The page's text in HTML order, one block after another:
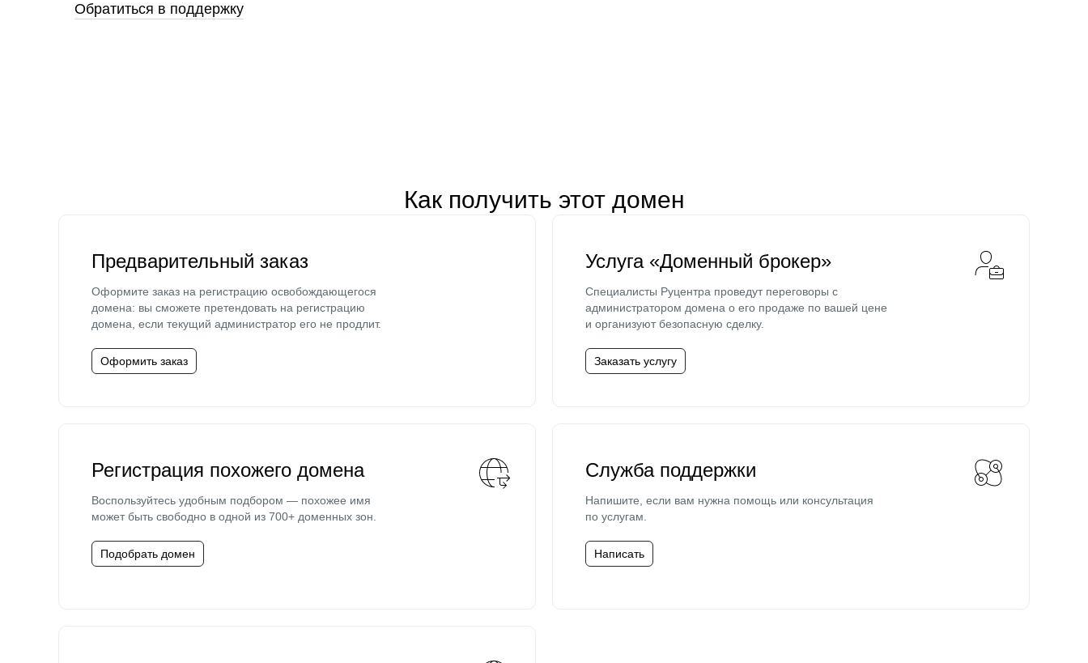
Обратиться в поддержку
Как получить этот домен
Предварительный заказ
Оформите заказ на регистрацию освобождающегося
домена: вы сможете претендовать на регистрацию
домена, если текущий администратор его не продлит.
Оформить заказ
Услуга «Доменный брокер»
Специалисты Руцентра проведут переговоры с
администратором домена о его продаже по вашей цене
и организуют безопасную сделку.
Заказать услугу
Регистрация похожего домена
Воспользуйтесь удобным подбором — похожее имя
может быть свободно в одной из 700+ доменных зон.
Подобрать домен
Служба поддержки
Напишите, если вам нужна помощь или консультация
по услугам.
Написать